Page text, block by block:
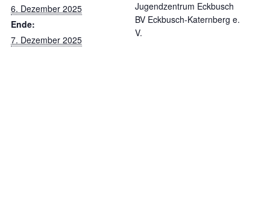
6. Dezember 2025
Ende:
7. Dezember 2025
Jugendzentrum Eckbusch
BV Eckbusch-Katernberg e.
V.